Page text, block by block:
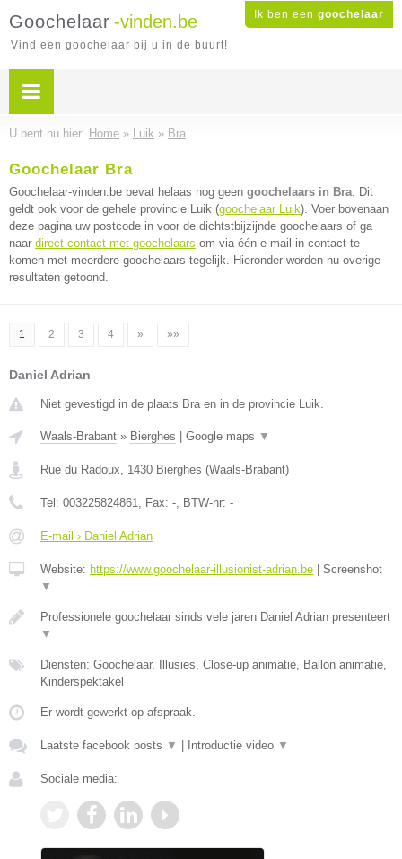
Ik ben een goochelaar
Goochelaar -vinden.be
Vind een goochelaar bij u in de buurt!
U bent nu hier: Home » Luik » Bra
Goochelaar Bra
Goochelaar-vinden.be bevat helaas nog geen goochelaars in Bra. Dit
geldt ook voor de gehele provincie Luik (goochelaar Luik). Voer bovenaan
deze pagina uw postcode in voor de dichtstbijzijnde goochelaars of ga
naar direct contact met goochelaars om via één e-mail in contact te
komen met meerdere goochelaars tegelijk. Hieronder worden nu overige
resultaten getoond.
1 2 3 4 » »»
Daniel Adrian
Niet gevestigd in de plaats Bra en in de provincie Luik.
Waals-Brabant » Bierghes Google maps ▼
Rue du Radoux, 1430 Bierghes (Waals-Brabant)
Tel: 003225824861, Fax: -, BTW-nr: -
E-mail › Daniel Adrian
Website: https://www.goochelaar-illusionist-adrian.be
Screenshot
▼
Professionele goochelaar sinds vele jaren Daniel Adrian presenteert
▼
Diensten: Goochelaar, Illusies, Close-up animatie, Ballon animatie,
Kinderspektakel
Er wordt gewerkt op afspraak.
Laatste facebook posts ▼ Introductie video ▼
Sociale media: